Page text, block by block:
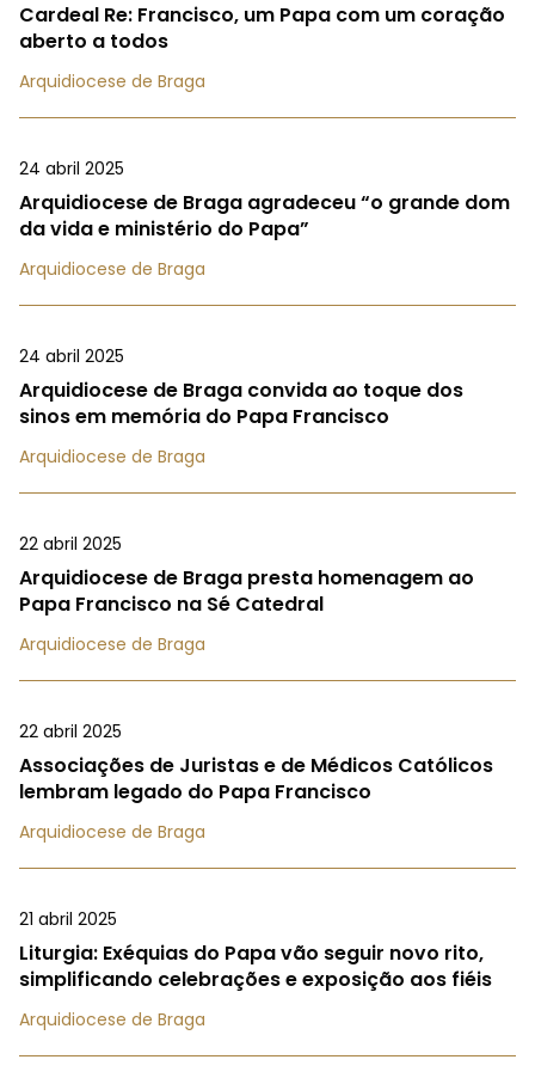
Cardeal Re: Francisco, um Papa com um coração
aberto a todos
Arquidiocese de Braga
24 abril 2025
Arquidiocese de Braga agradeceu “o grande dom
da vida e ministério do Papa”
Arquidiocese de Braga
24 abril 2025
Arquidiocese de Braga convida ao toque dos
sinos em memória do Papa Francisco
Arquidiocese de Braga
22 abril 2025
Arquidiocese de Braga presta homenagem ao
Papa Francisco na Sé Catedral
Arquidiocese de Braga
22 abril 2025
Associações de Juristas e de Médicos Católicos
lembram legado do Papa Francisco
Arquidiocese de Braga
21 abril 2025
Liturgia: Exéquias do Papa vão seguir novo rito,
simplificando celebrações e exposição aos fiéis
Arquidiocese de Braga